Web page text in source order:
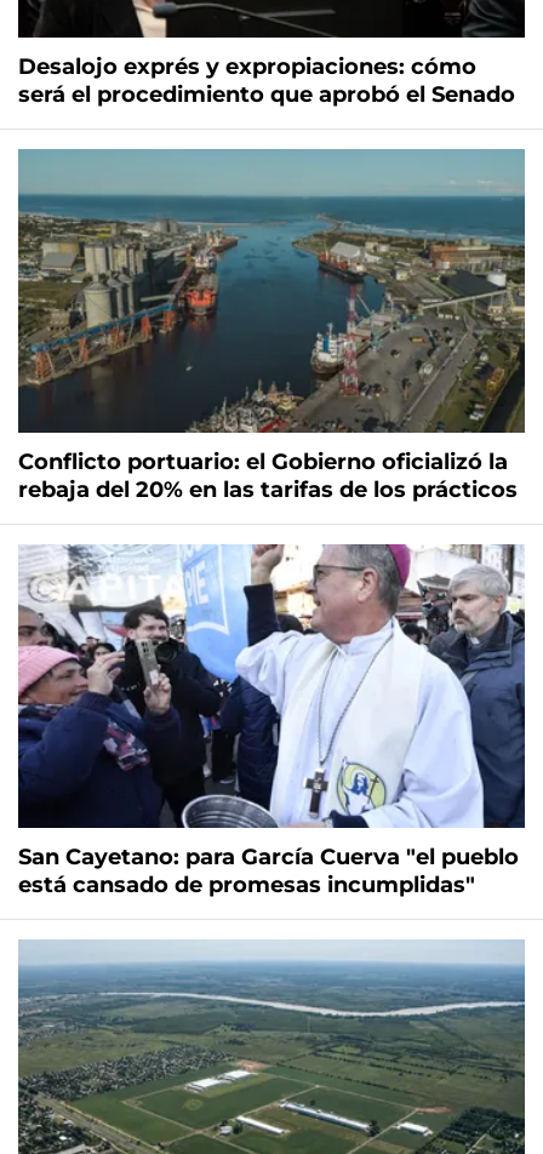
Desalojo exprés y expropiaciones: cómo
será el procedimiento que aprobó el Senado
Conflicto portuario: el Gobierno oficializó la
rebaja del 20% en las tarifas de los prácticos
San Cayetano: para García Cuerva "el pueblo
está cansado de promesas incumplidas"